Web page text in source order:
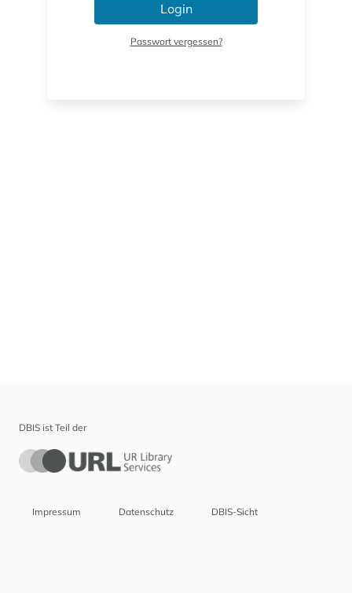
Login
Passwort vergessen?
DBIS ist Teil der
Impressum Datenschutz DBIS-Sicht